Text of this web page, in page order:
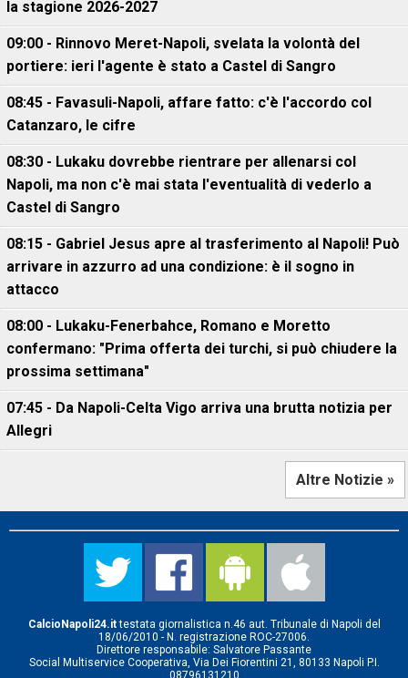
la stagione 2026-2027
09:00 - Rinnovo Meret-Napoli, svelata la volontà del
portiere: ieri l'agente è stato a Castel di Sangro
08:45 - Favasuli-Napoli, affare fatto: c'è l'accordo col
Catanzaro, le cifre
08:30 - Lukaku dovrebbe rientrare per allenarsi col
Napoli, ma non c'è mai stata l'eventualità di vederlo a
Castel di Sangro
08:15 - Gabriel Jesus apre al trasferimento al Napoli! Può
arrivare in azzurro ad una condizione: è il sogno in
attacco
08:00 - Lukaku-Fenerbahce, Romano e Moretto
confermano: "Prima offerta dei turchi, si può chiudere la
prossima settimana"
07:45 - Da Napoli-Celta Vigo arriva una brutta notizia per
Allegri
Altre Notizie »
CalcioNapoli24.ittestata giornalistica n.46 aut. Tribunale di Napoli del
18/06/2010 - N. registrazione ROC-27006.
Direttore responsabile: Salvatore Passante
Social Multiservice Cooperativa, Via Dei Fiorentini 21, 80133 Napoli P.I.
08796131210